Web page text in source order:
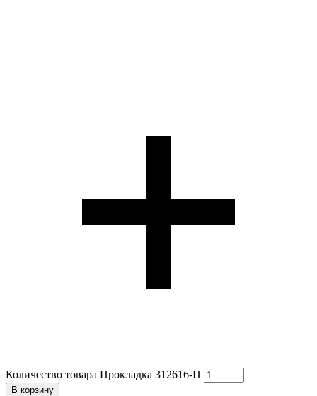
Количество товара Прокладка 312616-П
В корзину